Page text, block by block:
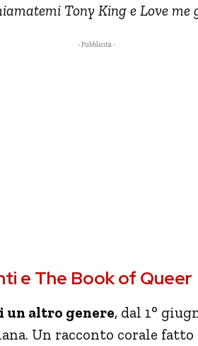
Tony King e Love me
- Pubblicità -
e The Book of Queer
un altro genere, dal 1°
Un racconto corale